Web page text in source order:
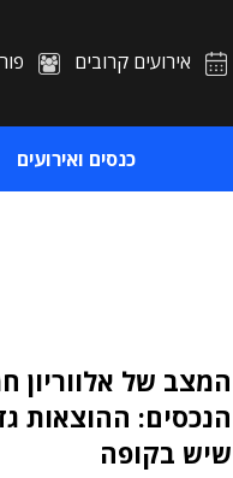
אירועים קרובים
כנסים ואירועים
המצב של אלווריון
הנכסים: ההוצאות
שיש בקופה